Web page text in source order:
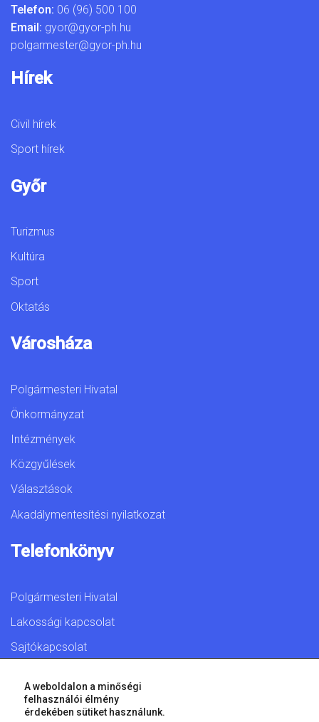
Telefon: 06 (96) 500 100
Email: gyor@gyor-ph.hu
polgarmester@gyor-ph.hu
Hírek
Civil hírek
Sport hírek
Győr
Turizmus
Kultúra
Sport
Oktatás
Városháza
Polgármesteri Hivatal
Önkormányzat
Intézmények
Közgyűlések
Választások
Akadálymentesítési nyilatkozat
Telefonkönyv
Polgármesteri Hivatal
Lakossági kapcsolat
Sajtókapcsolat
© 2026 Győr Megyei Jogú Város • Minden jog fenntartva!
A weboldalon a minőségi
felhasználói élmény
érdekében sütiket használunk.